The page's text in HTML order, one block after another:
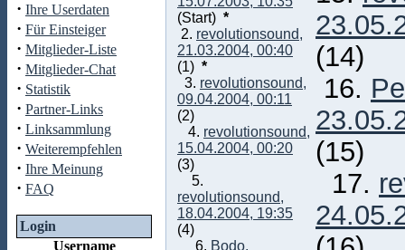
· Ihre Userdaten
· Für Einsteiger
· Mitglieder-Liste
· Mitglieder-Chat
· Statistik
· Partner-Links
· Linksammlung
· Weiterempfehlen
· Ihre Meinung
· FAQ
Login
Username
(Start) *
2. revolutionsound,
21.03.2004, 00:40
(1) *
3. revolutionsound,
09.04.2004, 00:11
(2)
4. revolutionsound,
15.04.2004, 00:20
(3)
5.
revolutionsound,
18.04.2004, 19:35
(4)
6. Bodo,
(14)
16.
(15)
17.